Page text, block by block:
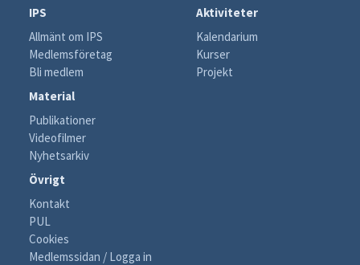
IPS
Allmänt om IPS
Medlemsföretag
Bli medlem
Aktiviteter
Kalendarium
Kurser
Projekt
Material
Publikationer
Videofilmer
Nyhetsarkiv
Övrigt
Kontakt
PUL
Cookies
Medlemssidan / Logga in